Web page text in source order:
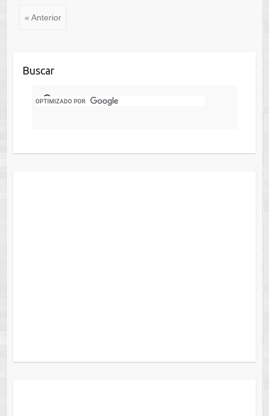
« Anterior
Buscar